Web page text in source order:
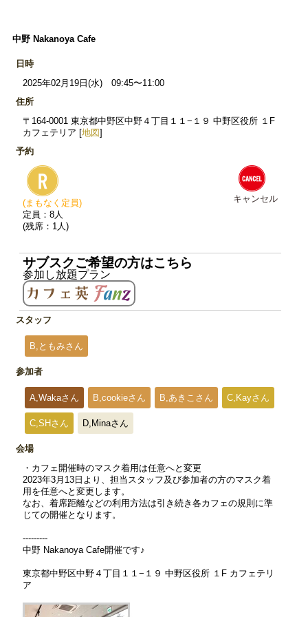
中野 Nakanoya Cafe
日時
2025年02月19日(水) 09:45〜11:00
住所
〒164-0001 東京都中野区中野４丁目１１−１９ 中野区役所 １F
カフェテリア [地図]
予約
(まもなく定員)
定員：8人
(残席：1人)
キャンセル
サブスクご希望の方はこちら
参加し放題プラン
スタッフ
B,ともみさん
参加者
A,Wakaさん B,cookieさん B,あきこさん C,Kayさん
C,SHさん D,Minaさん
会場
・カフェ開催時のマスク着用は任意へと変更
2023年3月13日より、担当スタッフ及び参加者の方のマスク着
用を任意へと変更します。
なお、着席距離などの利用方法は引き続き各カフェの規則に準
じての開催となります。
---------
中野 Nakanoya Cafe開催です♪
東京都中野区中野４丁目１１−１９ 中野区役所 １F カフェテリ
ア